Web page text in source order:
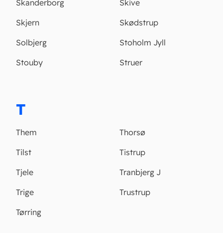
Skanderborg
Skive
Skjern
Skødstrup
Solbjerg
Stoholm Jyll
Stouby
Struer
T
Them
Thorsø
Tilst
Tistrup
Tjele
Tranbjerg J
Trige
Trustrup
Tørring